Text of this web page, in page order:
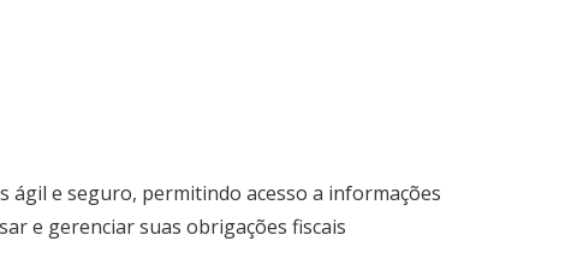
ágil e seguro, permitindo acesso a informações
e gerenciar suas obrigações fiscais